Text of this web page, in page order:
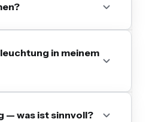
in meinem
— was ist sinnvoll?